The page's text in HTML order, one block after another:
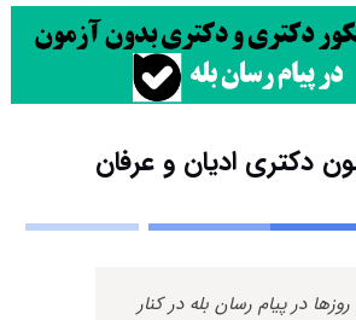
دکتری ادیان و عرفان
در پیام رسان بله در کنار